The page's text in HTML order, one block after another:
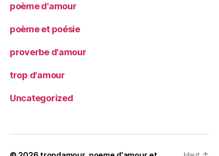
poème d'amour
poème et poésie
proverbe d'amour
trop d'amour
Uncategorized